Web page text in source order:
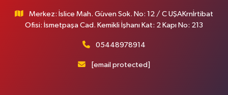
Merkez: İslice Mah. Güven Sok. No: 12 / C UŞAKrnİrtibat
Ofisi: İsmetpaşa Cad. Kemikli İşhanı Kat: 2 Kapı No: 213
05448978914
[email protected]